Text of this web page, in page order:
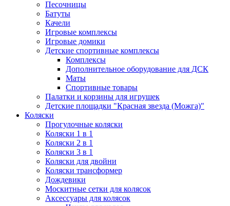
Песочницы
Батуты
Качели
Игровые комплексы
Игровые домики
Детские спортивные комплексы
Комплексы
Дополнительное оборудование для ДСК
Маты
Спортивные товары
Палатки и корзины для игрушек
Детские площадки "Красная звезда (Можга)"
Коляски
Прогулочные коляски
Коляски 1 в 1
Коляски 2 в 1
Коляски 3 в 1
Коляски для двойни
Коляски трансформер
Дождевики
Москитные сетки для колясок
Аксессуары для колясок